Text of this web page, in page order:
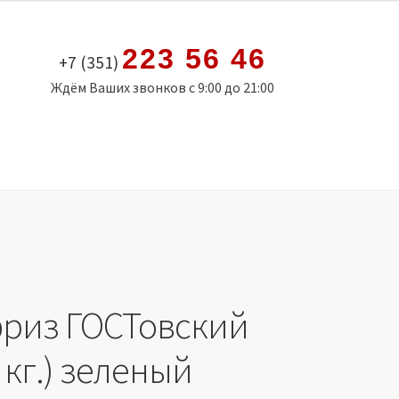
+7 (351) 223 56 46
Ждём Ваших звонков с 9:00 до 21:00
ГОСТовский
зеленый